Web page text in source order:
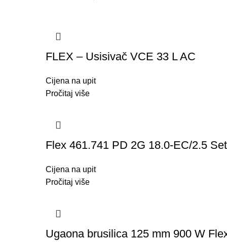
FLEX – Usisivač VCE 33 L AC
Cijena na upit
Pročitaj više
Flex 461.741 PD 2G 18.0-EC/2.5
Cijena na upit
Pročitaj više
Ugaona brusilica 125 mm 900 W